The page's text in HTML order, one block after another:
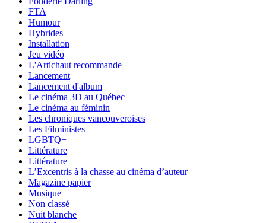
FTA
Humour
Hybrides
Installation
Jeu vidéo
L'Artichaut recommande
Lancement
Lancement d'album
Le cinéma 3D au Québec
Le cinéma au féminin
Les chroniques vancouveroises
Les Filministes
LGBTQ+
Littérature
Littérature
L’Excentris à la chasse au cinéma d’auteur
Magazine papier
Musique
Non classé
Nuit blanche